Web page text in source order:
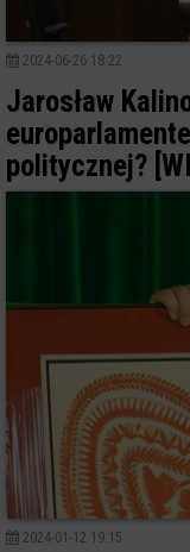
2024-06-26 18:22
Jarosław
politycznej?
2024-01-12 19:15